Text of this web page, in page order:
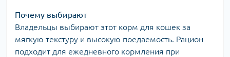
Почему выбирают
Владельцы выбирают этот корм для кошек за
мягкую текстуру и высокую поедаемость. Рацион
подходит для ежедневного кормления при